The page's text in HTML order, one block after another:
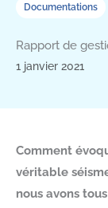
Documentations
Rapport de
1 janvier 2021
Comment
véritable
nous avons